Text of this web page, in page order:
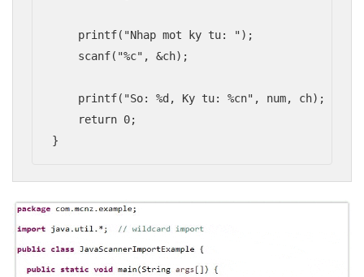
    printf("Nhap mot ky tu: ");
    scanf("%c", &ch);
    printf("So: %d, Ky tu: %cn", num, ch);
    return 0;